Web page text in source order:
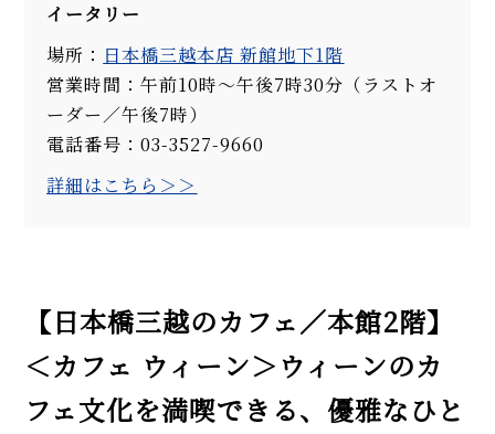
イータリー
場所： 日本橋三越本店 新館地下1階
営業時間：午前10時～午後7時30分（ラストオ
ーダー／午後7時）
電話番号：03-3527-9660
詳細はこちら＞＞
【日本橋三越のカフェ／本館2階】
＜カフェ ウィーン＞ウィーンのカ
フェ文化を満喫できる、優雅なひと